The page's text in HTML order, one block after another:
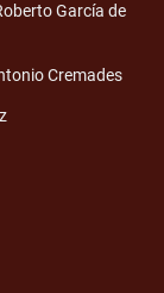
García de
Cremades